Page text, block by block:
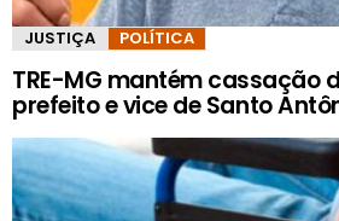
JUSTIÇA POLÍTICA
TRE-MG mantém cassação
prefeito e vice de Santo